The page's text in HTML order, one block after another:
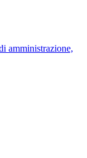
amministrazione,